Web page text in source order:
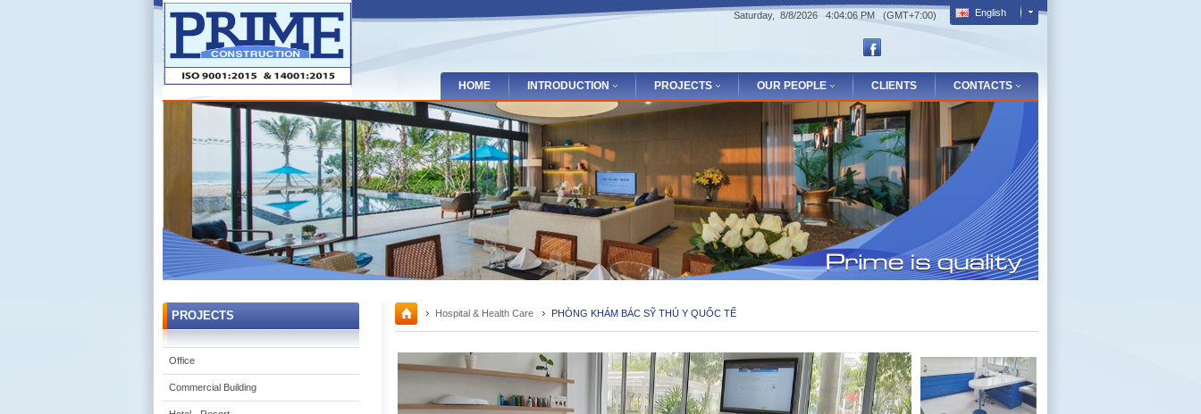
English
Saturday, 8/8/2026 4:04:07 PM (GMT+7:00)
CONTACTS
CLIENTS
OUR PEOPLE
PROJECTS
INTRODUCTION
HOME
PROJECTS
Office
Commercial Building
Hospital & Health Care PHÒNG KHÁM BÁC SỸ THÚ Y QUỐC TẾ